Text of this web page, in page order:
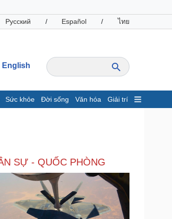
Русский / Español / ไทย
English
Sức khỏe Đời sống Văn hóa Giải trí
Chứng khoán
Giá cà phê
Công nghệ
Sành điệu
SỰ - QUỐC PHÒNG